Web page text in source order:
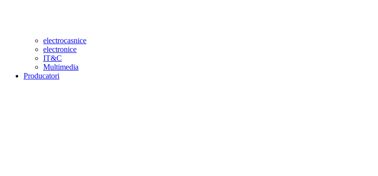
electrocasnice
electronice
IT&C
Multimedia
Producatori